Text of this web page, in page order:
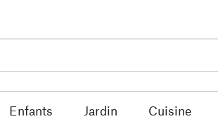
Enfants Jardin Cuisine